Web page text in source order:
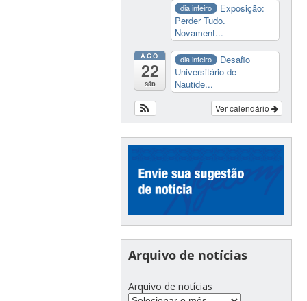
dia inteiro
Exposição:
Perder Tudo.
Novament...
AGO
22
sáb
dia inteiro
Desafio
Universitário de
Nautide...
Ver calendário
Arquivo de notícias
Arquivo de notícias